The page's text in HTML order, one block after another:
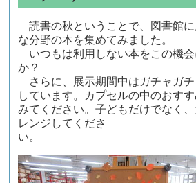
読書の秋ということで、図書館に
な分野の本を集めてみました。
いつもは利用しない本をこの機
か？
さらに、展示期間中はガチャガ
しています。カプセルの中のおす
みてください。子どもだけでなく
レンジしてくださ